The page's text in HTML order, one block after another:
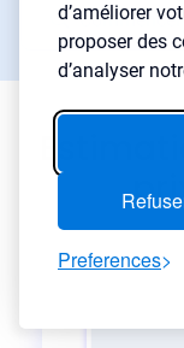
d’améliorer
proposer des
d’analyser
Preferences